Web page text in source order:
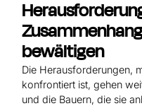
bewältigen
Die Herausforderungen,
konfrontiert ist, gehen
und die Bauern, die sie